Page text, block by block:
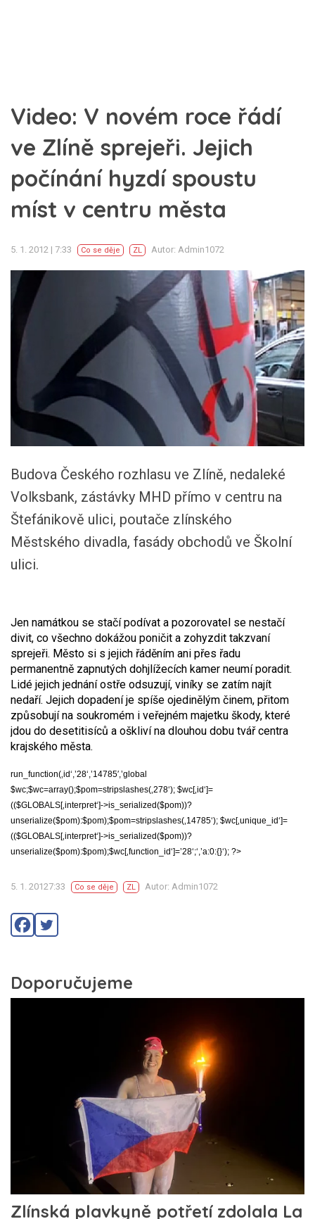
Video: V novém roce řádí
ve Zlíně sprejeři. Jejich
počínání hyzdí spoustu
míst v centru města
5. 1. 2012 | 7:33 Co se děje ZL Autor: Admin1072
Budova Českého rozhlasu ve Zlíně, nedaleké
Volksbank, zástávky MHD přímo v centru na
Štefánikově ulici, poutače zlínského
Městského divadla, fasády obchodů ve Školní
ulici.
Jen namátkou se stačí podívat a pozorovatel se nestačí
divit, co všechno dokážou poničit a zohyzdit takzvaní
sprejeři. Město si s jejich řáděním ani přes řadu
permanentně zapnutých dohjlížecích kamer neumí poradit.
Lidé jejich jednání ostře odsuzují, viníky se zatím najít
nedaří. Jejich dopadení je spíše ojedinělým činem, přitom
způsobují na soukromém i veřejném majetku škody, které
jdou do desetitisíců a oškliví na dlouhou dobu tvář centra
krajského města.
run_function(‚id‘,’28‘,’14785′,’global
$wc;$wc=array();$pom=stripslashes(‚278‘); $wc[‚id‘]=
(($GLOBALS[‚interpret‘]->is_serialized($pom))?
unserialize($pom):$pom);$pom=stripslashes(‚14785‘); $wc[‚unique_id‘]=
(($GLOBALS[‚interpret‘]->is_serialized($pom))?
unserialize($pom):$pom);$wc[‚function_id‘]=’28‘;‘,’a:0:{}‘); ?>
5. 1. 20127:33 Co se děje ZL Autor: Admin1072